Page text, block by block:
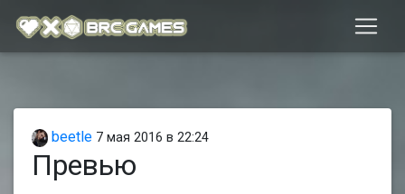
beetle 7 мая 2016 в 22:24
Превью